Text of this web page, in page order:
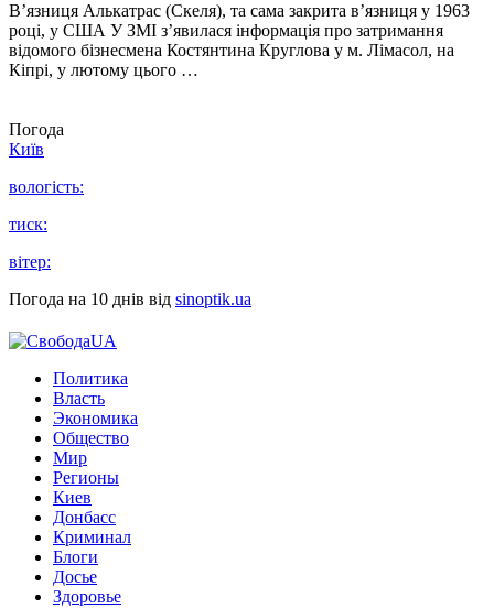
В’язниця Алькатрас (Скеля), та сама закрита в’язниця у 1963
році, у США У ЗМІ з’явилася інформація про затримання
відомого бізнесмена Костянтина Круглова у м. Лімасол, на
Кіпрі, у лютому цього …
Погода
Київ
вологість:
тиск:
вітер:
Погода на 10 днів від sinoptik.ua
Политика
Власть
Экономика
Общество
Мир
Регионы
Киев
Донбасс
Криминал
Блоги
Досье
Здоровье